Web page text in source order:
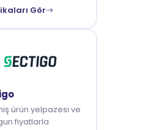
Gör
ürün yelpazesi ve
fiyatlarla